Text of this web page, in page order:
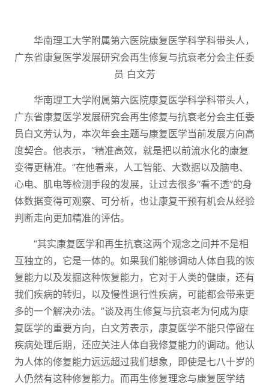
华南理工大学附属第六医院康复医学科学科带头人，
广东省康复医学发展研究会再生修复与抗衰老分会主任委
员 白文芳
华南理工大学附属第六医院康复医学科学科带头人，
广东省康复医学发展研究会再生修复与抗衰老分会主任委
员白文芳认为，本次年会主题与康复医学当前发展方向高
度契合。他表示，“精准高效，就是把以前流水化的康复
变得更精准。”在他看来，人工智能、大数据以及脑电、
心电、肌电等检测手段的发展，让过去很多“看不透”的身
体数据变得可观察、可分析，也让康复干预有机会从经验
判断走向更加精准的评估。
“其实康复医学和再生抗衰这两个观念之间并不是相
互独立的，它是一体的。如果我们能够调动人体自我的恢
复能力以及发掘这种恢复能力，它对于人类的健康，还有
我们疾病的转归，以及慢性退行性疾病，可能都会带来更
多的一个解决办法。”谈及再生修复与抗衰老为何成为康
复医学的重要方向，白文芳表示，康复医学不能只停留在
疾病处理后期，还应关注人体自我修复能力的调动。他认
为人体的修复能力远远超过我们想象，即使是七八十岁的
人仍然有这种修复能力。而再生修复理念与康复医学结